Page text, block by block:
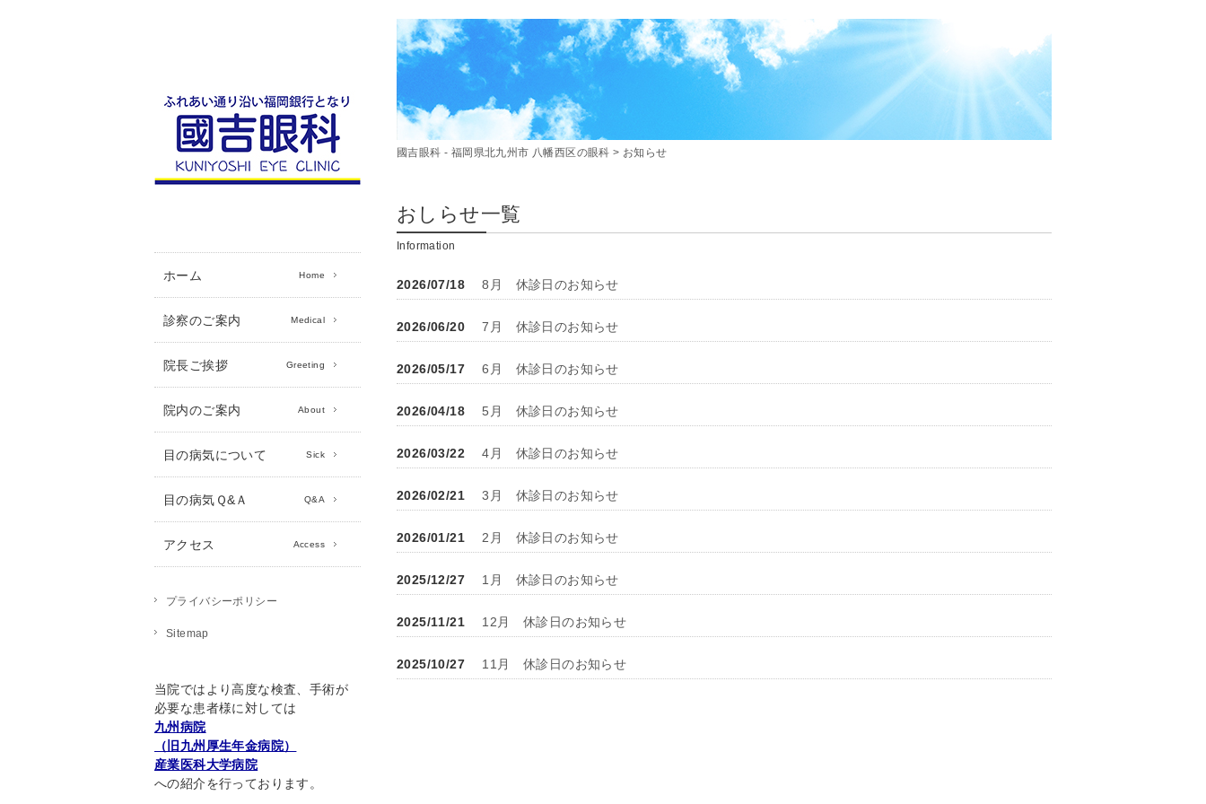
ホーム Home
診察のご案内 Medical
院長ご挨拶 Greeting
院内のご案内 About
目の病気について Sick
目の病気Ｑ&Ａ Q&A
アクセス Access
プライバシーポリシー
Sitemap
当院ではより高度な検査、手術が
必要な患者様に対しては
九州病院
（旧九州厚生年金病院）
産業医科大学病院
への紹介を行っております。
國吉眼科 - 福岡県北九州市 八幡西区の眼科 > お知らせ
おしらせ一覧
Information
2026/07/18 8月 休診日のお知らせ
2026/06/20 7月 休診日のお知らせ
2026/05/17 6月 休診日のお知らせ
2026/04/18 5月 休診日のお知らせ
2026/03/22 4月 休診日のお知らせ
2026/02/21 3月 休診日のお知らせ
2026/01/21 2月 休診日のお知らせ
2025/12/27 1月 休診日のお知らせ
2025/11/21 12月 休診日のお知らせ
2025/10/27 11月 休診日のお知らせ